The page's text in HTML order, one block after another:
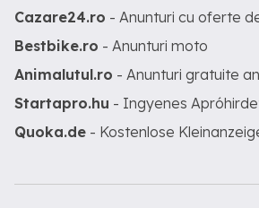
Cazare24.ro - Anunturi cu oferte
Bestbike.ro - Anunturi moto
Animalutul.ro - Anunturi gratuite
Startapro.hu - Ingyenes
Quoka.de - Kostenlose